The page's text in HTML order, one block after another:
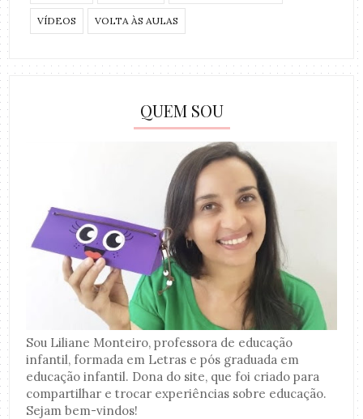
VÍDEOS VOLTA ÀS AULAS
QUEM SOU
Sou Liliane Monteiro, professora de educação
infantil, formada em Letras e pós graduada em
educação infantil. Dona do site, que foi criado para
compartilhar e trocar experiências sobre educação.
Sejam bem-vindos!